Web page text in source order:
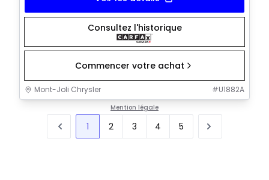
Consultez l'historique
Commencer votre achat
Mont-Joli Chrysler #U1882A
Mention légale
1 2 3 4 5